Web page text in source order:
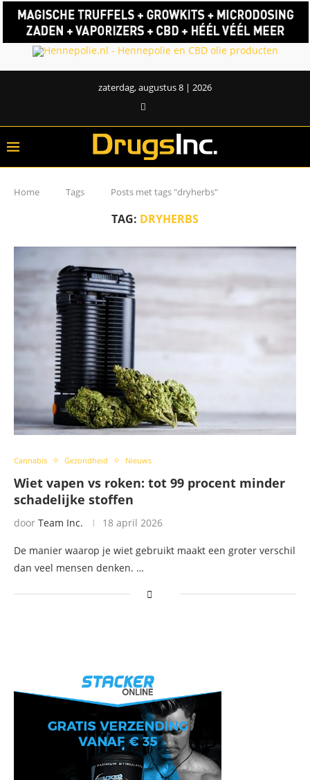
zaterdag, augustus 8 | 2026
Home Tags Posts met tags "dryherbs"
TAG: DRYHERBS
Cannabis Gezondheid Nieuws
Wiet vapen vs roken: tot 99 procent minder
schadelijke stoffen
door Team Inc. 18 april 2026
De manier waarop je wiet gebruikt maakt een groter verschil
dan veel mensen denken. …